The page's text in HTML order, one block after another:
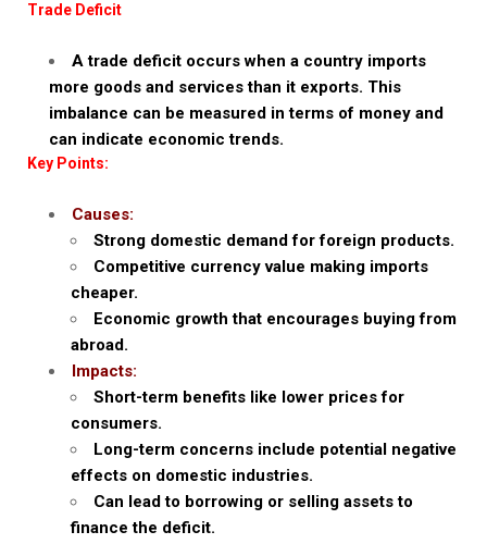
Trade Deficit
A trade deficit occurs when a country imports
more goods and services than it exports. This
imbalance can be measured in terms of money and
can indicate economic trends.
Key Points:
Causes:
Strong domestic demand for foreign products.
Competitive currency value making imports
cheaper.
Economic growth that encourages buying from
abroad.
Impacts:
Short-term benefits like lower prices for
consumers.
Long-term concerns include potential negative
effects on domestic industries.
Can lead to borrowing or selling assets to
finance the deficit.